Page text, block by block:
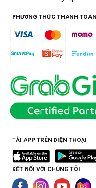
PHƯƠNG THỨC THANH TOÁN
TẢI APP TRÊN ĐIỆN THOẠI
KẾT NỐI VỚI CHÚNG TÔI